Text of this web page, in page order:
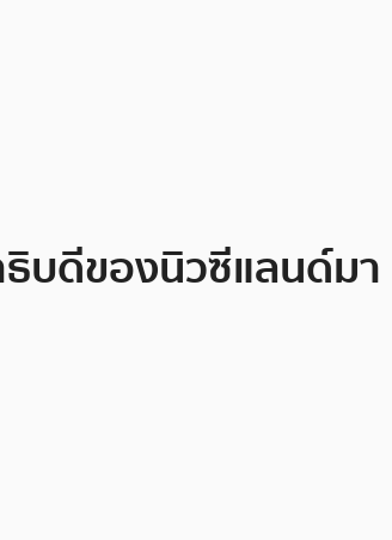
ธิบดีของนิวซีแลนด์มา